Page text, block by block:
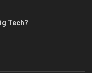
Tech?